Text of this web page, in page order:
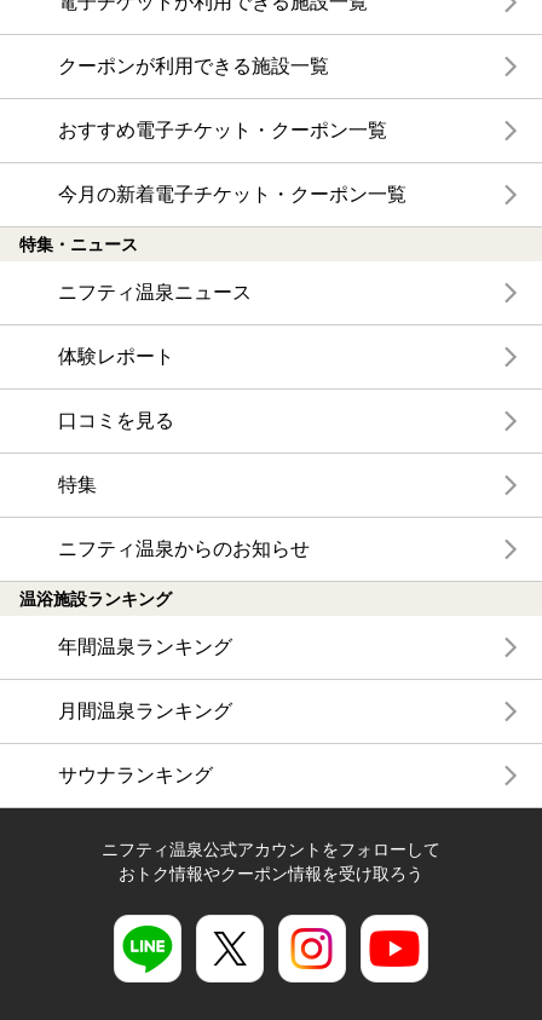
クーポンが利用できる施設一覧
おすすめ電子チケット・クーポン一覧
今月の新着電子チケット・クーポン一覧
特集・ニュース
ニフティ温泉ニュース
体験レポート
口コミを見る
特集
ニフティ温泉からのお知らせ
温浴施設ランキング
年間温泉ランキング
月間温泉ランキング
サウナランキング
ニフティ温泉公式アカウントをフォローして
おトク情報やクーポン情報を受け取ろう